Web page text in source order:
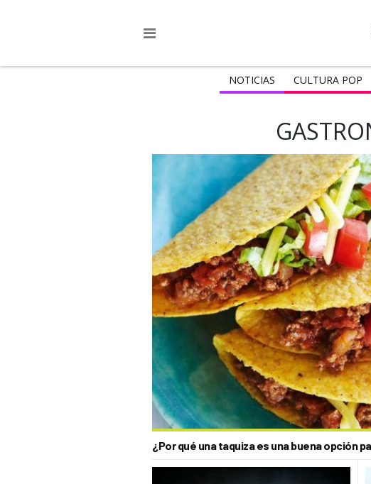
NOTICIAS CULTURA POP
¿Por qué una taquiza es una buena opción